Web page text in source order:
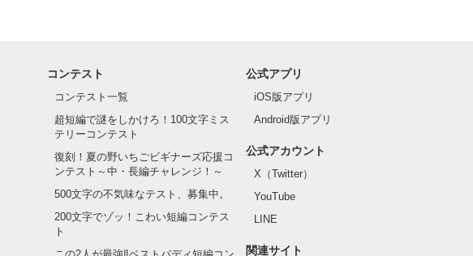
コンテスト
コンテスト一覧
超短編で謎をしかけろ！100文字ミス
テリーコンテスト
復刻！夏の野いちごビギナーズ応援コ
ンテスト～中・長編チャレンジ！～
500文字の不気味なテスト、募集中。
200文字でゾッ！こわい短編コンテス
ト
公式アプリ
iOS版アプリ
Android版アプリ
公式アカウント
X（Twitter）
YouTube
LINE
関連サイト